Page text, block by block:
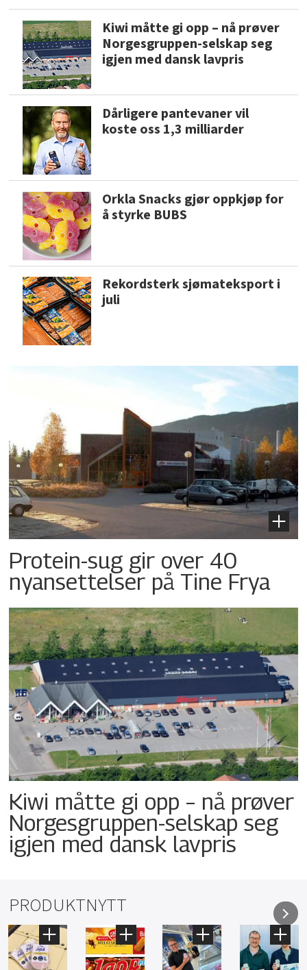
Kiwi måtte gi opp – nå prøver
Norgesgruppen-selskap seg
igjen med dansk lavpris
Dårligere pantevaner vil
koste oss 1,3 milliarder
Orkla Snacks gjør oppkjøp for
å styrke BUBS
Rekordsterk sjømateksport i
juli
Protein-sug gir over 40
nyansettelser på Tine Frya
Kiwi måtte gi opp – nå prøver
Norgesgruppen-selskap seg
igjen med dansk lavpris
PRODUKTNYTT